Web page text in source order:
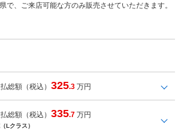
で、ご来店可能な方のみ販売させていただきます。
総額（税込）325.3 万円
総額（税込）335.7 万円
Lクラス）